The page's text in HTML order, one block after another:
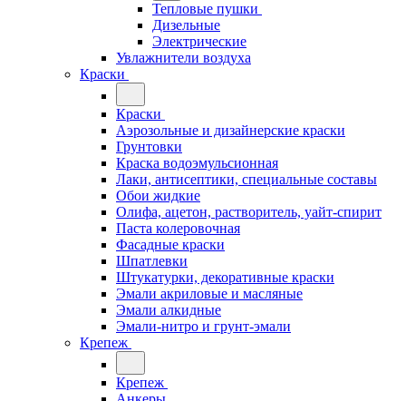
Тепловые пушки
Дизельные
Электрические
Увлажнители воздуха
Краски
Краски
Аэрозольные и дизайнерские краски
Грунтовки
Краска водоэмульсионная
Лаки, антисептики, специальные составы
Обои жидкие
Олифа, ацетон, растворитель, уайт-спирит
Паста колеровочная
Фасадные краски
Шпатлевки
Штукатурки, декоративные краски
Эмали акриловые и масляные
Эмали алкидные
Эмали-нитро и грунт-эмали
Крепеж
Крепеж